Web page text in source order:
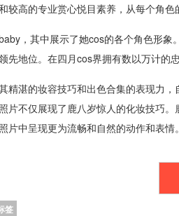
较高的专业赏心悦目素养，从每个角色
，其中展示了她cos的各个角色形
先地位。在四月cos界拥有数以万计的
精湛的妆容技巧和出色合集的表现力
片不仅展现了鹿八岁惊人的化妆技巧
片中呈现更为流畅和自然的动作和表情。
签